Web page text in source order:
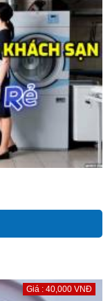
Giá : 40,000 VNĐ